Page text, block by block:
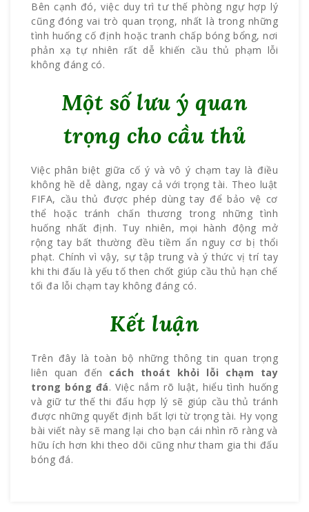
Bên cạnh đó, việc duy trì tư thế phòng ngự hợp lý
cũng đóng vai trò quan trọng, nhất là trong những
tình huống cố định hoặc tranh chấp bóng bổng, nơi
phản xạ tự nhiên rất dễ khiến cầu thủ phạm lỗi
không đáng có.
Một số lưu ý quan
trọng cho cầu thủ
Việc phân biệt giữa cố ý và vô ý chạm tay là điều
không hề dễ dàng, ngay cả với trọng tài. Theo luật
FIFA, cầu thủ được phép dùng tay để bảo vệ cơ
thể hoặc tránh chấn thương trong những tình
huống nhất định. Tuy nhiên, mọi hành động mở
rộng tay bất thường đều tiềm ẩn nguy cơ bị thổi
phạt. Chính vì vậy, sự tập trung và ý thức vị trí tay
khi thi đấu là yếu tố then chốt giúp cầu thủ hạn chế
tối đa lỗi chạm tay không đáng có.
Kết luận
Trên đây là toàn bộ những thông tin quan trọng
liên quan đến cách thoát khỏi lỗi chạm tay
trong bóng đá. Việc nắm rõ luật, hiểu tình huống
và giữ tư thế thi đấu hợp lý sẽ giúp cầu thủ tránh
được những quyết định bất lợi từ trọng tài. Hy vọng
bài viết này sẽ mang lại cho bạn cái nhìn rõ ràng và
hữu ích hơn khi theo dõi cũng như tham gia thi đấu
bóng đá.